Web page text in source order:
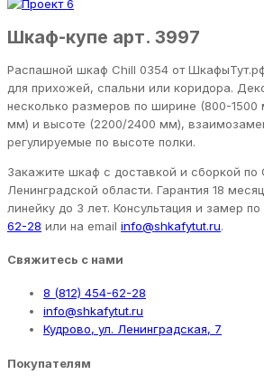
Шкаф-купе арт. 3997
Распашной шкаф Chill 0354 от
для прихожей, спальни или коридора.
несколько размеров по ширине (800-1500
мм) и высоте (2200/2400 мм),
регулируемые по высоте полки.
Закажите шкаф с доставкой и сборкой по
Ленинградской области. Гарантия 18
линейку до 3 лет. Консультация и замер
62-28 или на email info@shkafytut.ru.
Свяжитесь с нами
8 (812) 454-62-28
info@shkafytut.ru
Кудрово, ул. Ленинградская, 7
Покупателям